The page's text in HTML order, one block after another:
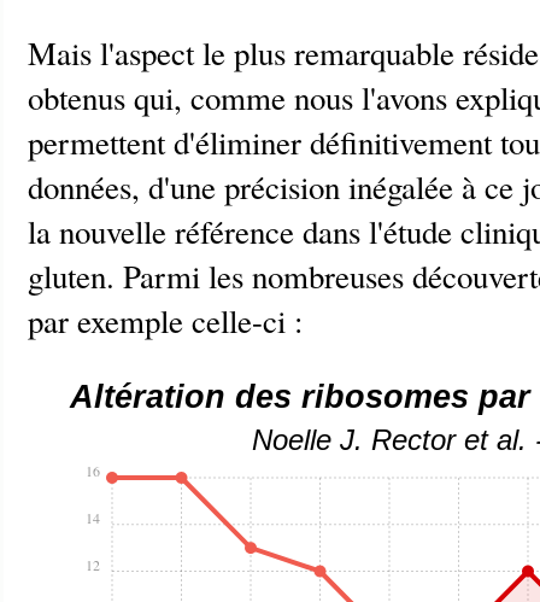
Mais l'aspect le plus remarquable
obtenus qui, comme nous l'avons
permettent d'éliminer définitivement
données, d'une précision inégalée à ce
la nouvelle référence dans l'étude
gluten. Parmi les nombreuses
par exemple celle-ci :
Altération des ribosomes
Noelle J. Rector et al.
12
14
16